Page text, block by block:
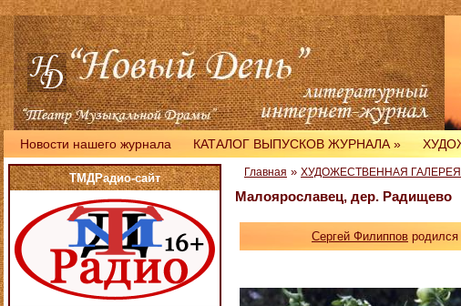
Новости нашего журнала КАТАЛОГ ВЫПУСКОВ ЖУРНАЛА »
ТМДРадио-сайт Главная » ХУДОЖЕСТВЕННАЯ ГАЛЕРЕЯ
Малоярославец, дер. Радищево
Сергей Филиппов родился